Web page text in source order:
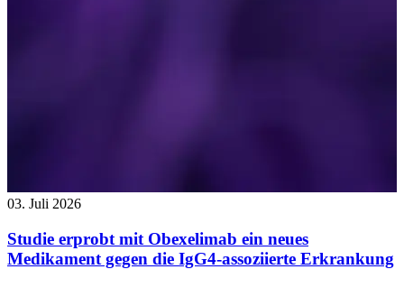
03. Juli 2026
Studie erprobt mit Obexelimab ein neues
Medikament gegen die IgG4-assoziierte Erkrankung